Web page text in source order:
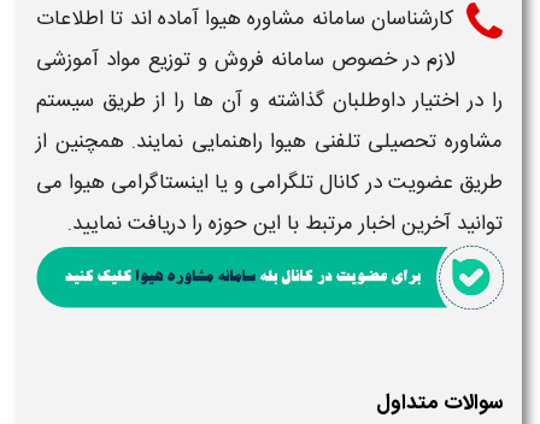
کارشناسان سامانه مشاوره هیوا آماده اند تا اطلاعات
لازم در خصوص سامانه فروش و توزیع مواد آموزشی
را در اختیار داوطلبان گذاشته و آن ها را از طریق سیستم
مشاوره تحصیلی تلفنی هیوا راهنمایی نمایند. همچنین از
طریق عضویت در کانال تلگرامی و یا اینستاگرامی هیوا می
توانید آخرین اخبار مرتبط با این حوزه را دریافت نمایید.
سوالات متداول